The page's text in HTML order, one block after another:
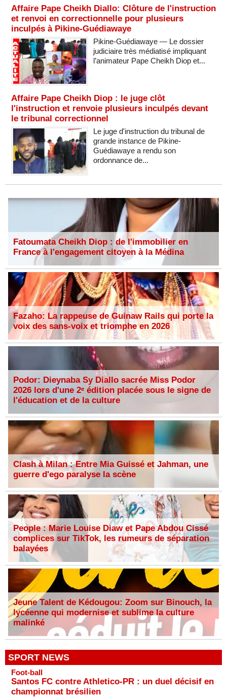
Affaire Pape Cheikh Diallo: Clôture de l'instruction
et renvoi en correctionnelle pour plusieurs
inculpés à Pikine-Guédiawaye
Pikine-Guédiawaye — Le dossier
judiciaire très médiatisé impliquant
l’animateur Pape Cheikh Diop et...
Affaire Pape Cheikh Diop : le juge clôt
l'instruction et renvoie plusieurs inculpés devant
le tribunal correctionnel
Le juge d'instruction du tribunal de
grande instance de Pikine-
Guédiawaye a rendu son
ordonnance de...
Fatoumata Cheikh Diop : de l'immobilier en
France à l'engagement citoyen à la Médina
Fazaho: La rappeuse de Guinaw Rails qui porte la
voix des sans-voix et triomphe en 2026
Podor: Dieynaba Sy Diallo sacrée Miss Podor
2026 lors d'une 2ᵉ édition placée sous le signe de
l'éducation et de la culture
Clash à Milan : Entre Mia Guissé et Jahman, une
guerre d'ego paralyse la scène
People : Marie Louise Diaw et Pape Abdou Cissé
complices sur TikTok, les rumeurs de séparation
balayées
Jeune Talent de Kédougou: Zoom sur Binouch, la
lycéenne qui modernise et sublime la culture
malinké
SPORT NEWS
Foot-ball
Santos FC contre Athletico-PR : un duel décisif en
championnat brésilien